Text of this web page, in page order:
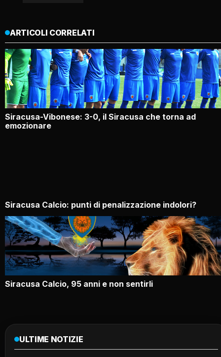
ARTICOLI CORRELATI
Siracusa-Vibonese: 3-0, il Siracusa che torna ad
emozionare
Siracusa Calcio: punti di penalizzazione indolori?
Siracusa Calcio, 95 anni e non sentirli
ULTIME NOTIZIE